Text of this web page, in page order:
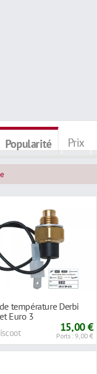
Popularité Prix
température Derbi
Euro 3
15,00 €
Ports : 9,00 €